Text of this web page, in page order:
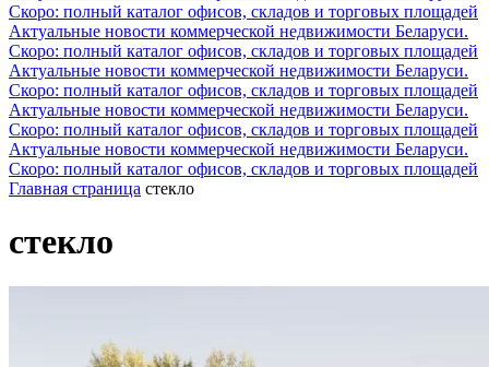
Скоро: полный каталог офисов, складов и торговых площадей
Актуальные новости коммерческой недвижимости Беларуси.
Скоро: полный каталог офисов, складов и торговых площадей
Актуальные новости коммерческой недвижимости Беларуси.
Скоро: полный каталог офисов, складов и торговых площадей
Актуальные новости коммерческой недвижимости Беларуси.
Скоро: полный каталог офисов, складов и торговых площадей
Актуальные новости коммерческой недвижимости Беларуси.
Скоро: полный каталог офисов, складов и торговых площадей
Главная страница стекло
стекло